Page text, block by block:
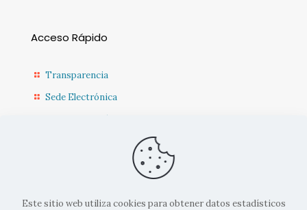
Acceso Rápido
Transparencia
Sede Electrónica
Sede Diputación CR
Actualidad Municipal
Este sitio web utiliza cookies para obtener datos estadísticos